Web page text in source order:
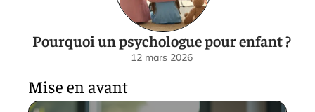
Pourquoi un psychologue pour enfant ?
12 mars 2026
Mise en avant